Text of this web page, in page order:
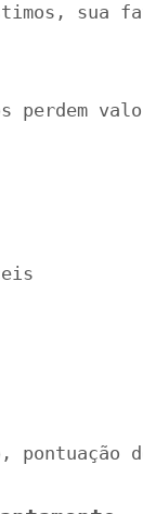
sua
perdem